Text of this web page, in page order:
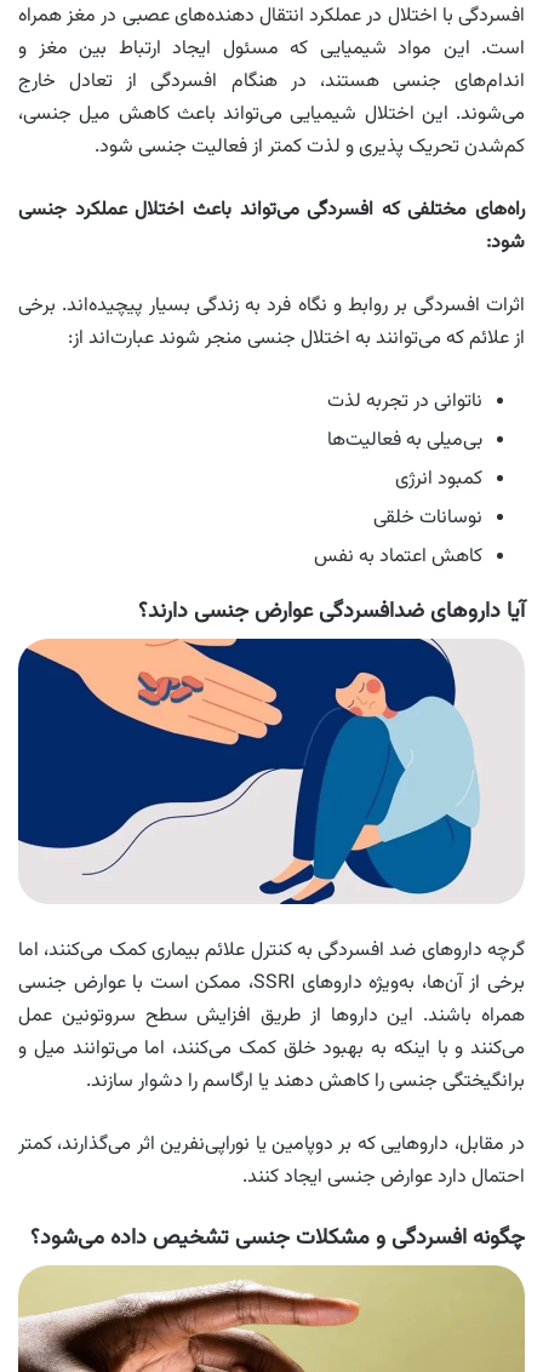
افسردگی با اختلال در عملکرد انتقال‌ دهنده‌های عصبی در مغز همراه
است. این مواد شیمیایی که مسئول ایجاد ارتباط بین مغز و
اندام‌های جنسی هستند، در هنگام افسردگی از تعادل خارج
می‌شوند. این اختلال شیمیایی می‌تواند باعث کاهش میل جنسی،
کم‌شدن تحریک‌ پذیری و لذت کمتر از فعالیت جنسی شود.
راه‌های مختلفی که افسردگی می‌تواند باعث اختلال عملکرد جنسی
شود:
اثرات افسردگی بر روابط و نگاه فرد به زندگی بسیار پیچیده‌اند. برخی
از علائم که می‌توانند به اختلال جنسی منجر شوند عبارت‌اند از:
ناتوانی در تجربه لذت
بی‌میلی به فعالیت‌ها
کمبود انرژی
نوسانات خلقی
کاهش اعتماد به نفس
آیا داروهای ضدافسردگی عوارض جنسی دارند؟
گرچه داروهای ضد افسردگی به کنترل علائم بیماری کمک می‌کنند، اما
برخی از آن‌ها، به‌ویژه داروهای SSRI، ممکن است با عوارض جنسی
همراه باشند. این داروها از طریق افزایش سطح سروتونین عمل
می‌کنند و با اینکه به بهبود خلق کمک می‌کنند، اما می‌توانند میل و
برانگیختگی جنسی را کاهش دهند یا ارگاسم را دشوار سازند.
در مقابل، داروهایی که بر دوپامین یا نوراپی‌نفرین اثر می‌گذارند، کمتر
احتمال دارد عوارض جنسی ایجاد کنند.
چگونه افسردگی و مشکلات جنسی تشخیص داده می‌شود؟